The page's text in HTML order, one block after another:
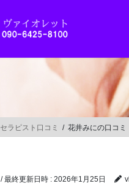
セラピスト口コミ 花井みにの口コミ
/ 最終更新日時 : 2026年1月25日